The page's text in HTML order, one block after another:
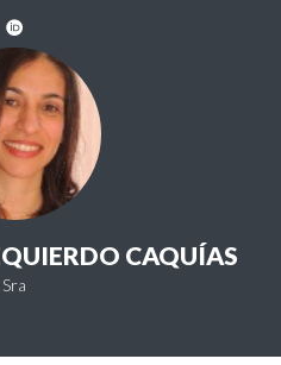
CAQUÍAS
Sra